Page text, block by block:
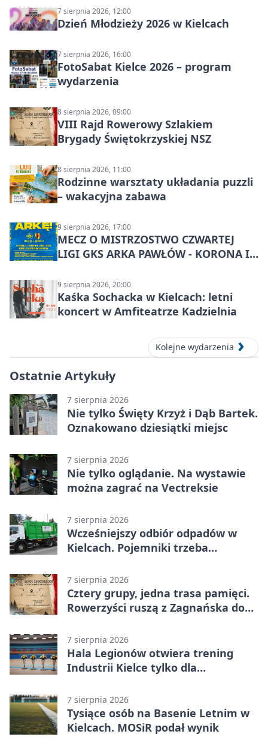
7 sierpnia 2026, 12:00
Dzień Młodzieży 2026 w Kielcach
7 sierpnia 2026, 16:00
FotoSabat Kielce 2026 – program
wydarzenia
8 sierpnia 2026, 09:00
VIII Rajd Rowerowy Szlakiem
Brygady Świętokrzyskiej NSZ
8 sierpnia 2026, 11:00
Rodzinne warsztaty układania puzzli
– wakacyjna zabawa
9 sierpnia 2026, 17:00
MECZ O MISTRZOSTWO CZWARTEJ
LIGI GKS ARKA PAWŁÓW - KORONA III
9 sierpnia 2026, 20:00
Kaśka Sochacka w Kielcach: letni
koncert w Amfiteatrze Kadzielnia
Kolejne wydarzenia
Ostatnie Artykuły
7 sierpnia 2026
Nie tylko Święty Krzyż i Dąb Bartek.
Oznakowano dziesiątki miejsc
7 sierpnia 2026
Nie tylko oglądanie. Na wystawie
można zagrać na Vectreksie
7 sierpnia 2026
Wcześniejszy odbiór odpadów w
Kielcach. Pojemniki trzeba
7 sierpnia 2026
Cztery grupy, jedna trasa pamięci.
Rowerzyści ruszą z Zagnańska do
7 sierpnia 2026
Hala Legionów otwiera trening
Industrii Kielce tylko dla
7 sierpnia 2026
Tysiące osób na Basenie Letnim w
Kielcach. MOSiR podał wynik